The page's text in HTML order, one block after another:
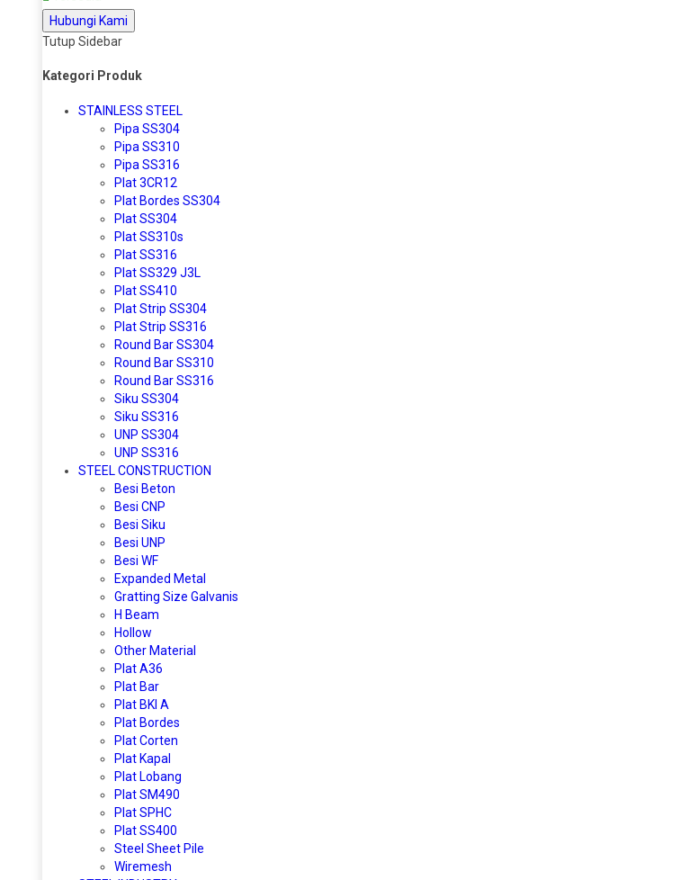
Hubungi Kami
Tutup Sidebar
Kategori Produk
STAINLESS STEEL
Pipa SS304
Pipa SS310
Pipa SS316
Plat 3CR12
Plat Bordes SS304
Plat SS304
Plat SS310s
Plat SS316
Plat SS329 J3L
Plat SS410
Plat Strip SS304
Plat Strip SS316
Round Bar SS304
Round Bar SS310
Round Bar SS316
Siku SS304
Siku SS316
UNP SS304
UNP SS316
STEEL CONSTRUCTION
Besi Beton
Besi CNP
Besi Siku
Besi UNP
Besi WF
Expanded Metal
Gratting Size Galvanis
H Beam
Hollow
Other Material
Plat A36
Plat Bar
Plat BKI A
Plat Bordes
Plat Corten
Plat Kapal
Plat Lobang
Plat SM490
Plat SPHC
Plat SS400
Steel Sheet Pile
Wiremesh